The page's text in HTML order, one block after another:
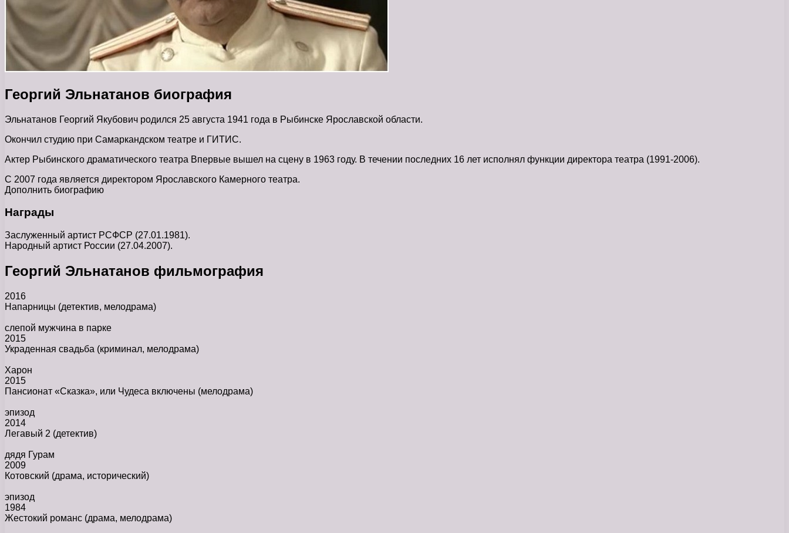
Георгий Эльнатанов биография
Эльнатанов Георгий Якубович родился 25 августа 1941 года в Рыбинске Ярославской области.
Окончил студию при Самаркандском театре и ГИТИС.
Актер Рыбинского драматического театра Впервые вышел на сцену в 1963 году. В течении последних 16 лет исполнял функции директора театра (1991-2006).
С 2007 года является директором Ярославского Камерного театра.
Дополнить биографию
Награды
Заслуженный артист РСФСР (27.01.1981).
Народный артист России (27.04.2007).
Георгий Эльнатанов фильмография
2016
Напарницы (детектив, мелодрама)
слепой мужчина в парке
2015
Украденная свадьба (криминал, мелодрама)
Харон
2015
Пансионат «Сказка», или Чудеса включены (мелодрама)
эпизод
2014
Легавый 2 (детектив)
дядя Гурам
2009
Котовский (драма, исторический)
эпизод
1984
Жестокий романс (драма, мелодрама)